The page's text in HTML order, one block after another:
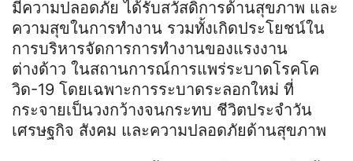
มีความปลอดภัย ได้รับสวัสดิการด้านสุขภาพ และ
ความสุขในการทำงาน รวมทั้งเกิดประโยชน์ใน
การบริหารจัดการการทำงานของแรงงาน
ต่างด้าว ในสถานการณ์การแพร่ระบาดโรคโค
วิด-19 โดยเฉพาะการระบาดระลอกใหม่ ที่
กระจายเป็นวงกว้างจนกระทบ ชีวิตประจำวัน
เศรษฐกิจ สังคม และความปลอดภัยด้านสุขภาพ